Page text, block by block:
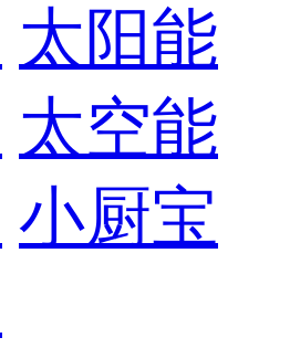
太阳能
太空能
小厨宝